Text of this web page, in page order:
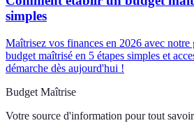
simples
Maîtrisez vos finances en 2026 avec
budget maîtrisé en 5 étapes simples et
démarche dès aujourd'hui !
Budget Maîtrise
Votre source d'information pour tout